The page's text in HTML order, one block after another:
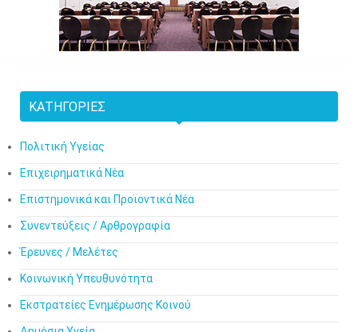
ΚΑΤΗΓΟΡΊΕΣ
Πολιτική Υγείας
Επιχειρηματικά Νέα
Επιστημονικά και Προϊοντικά Νέα
Συνεντεύξεις / Αρθρογραφία
Έρευνες / Μελέτες
Κοινωνική Υπευθυνότητα
Εκστρατείες Ενημέρωσης Κοινού